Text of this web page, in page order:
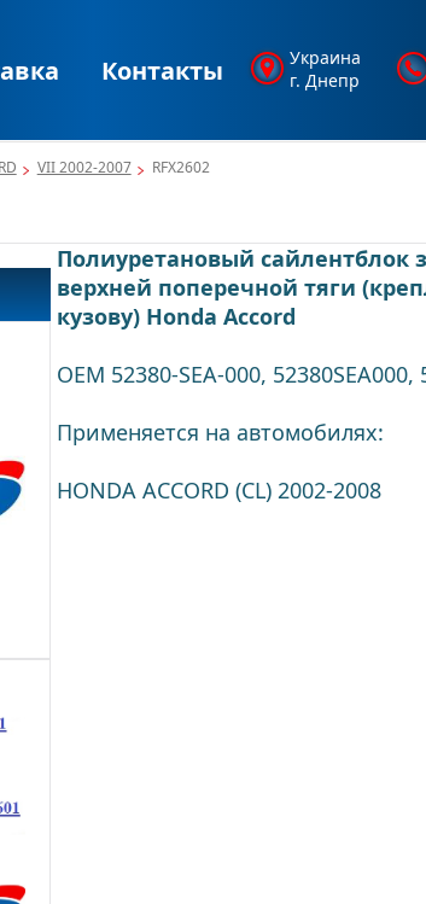
Контакты
Украина
г. Днепр
VII 2002-2007 RFX2602
Полиуретановый сайлентблок
верхней поперечной тяги
кузову) Honda Accord
OEM 52380-SEA-000, 52380SEA000,
Применяется на автомобилях:
HONDA ACCORD (CL) 2002-2008